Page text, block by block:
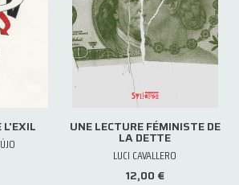
L'EXIL
UNE LECTURE FÉMINISTE DE
LA DETTE
LUCI CAVALLERO
12,00 €